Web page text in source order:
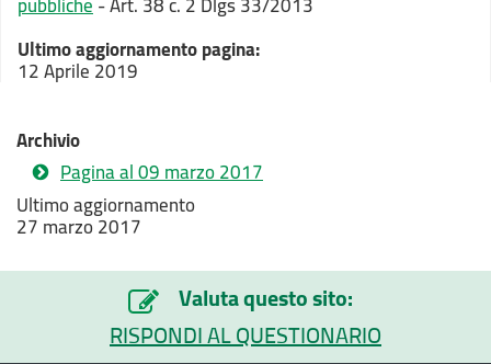
Ultimo aggiornamento pagina:
12 Aprile 2019
Archivio
Pagina al 09 marzo 2017
Ultimo aggiornamento
27 marzo 2017
Valuta questo sito:
RISPONDI AL QUESTIONARIO